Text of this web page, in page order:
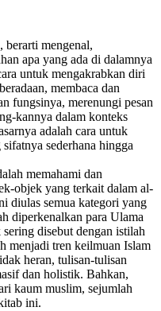
berarti mengenal,
apa yang ada di dalamnya
untuk mengakrabkan diri
membaca dan
fungsinya, merenungi pesan
kannya dalam konteks
adalah cara untuk
sederhana hingga
memahami dan
objek yang terkait dalam al-
diulas semua kategori yang
diperkenalkan para Ulama
disebut dengan istilah
menjadi tren keilmuan Islam
heran, tulisan-tulisan
dan holistik. Bahkan,
kaum muslim, sejumlah
ini.